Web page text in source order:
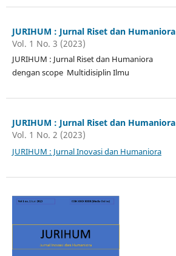
JURIHUM : Jurnal Riset dan Humaniora
Vol. 1 No. 3 (2023)
JURIHUM : Jurnal Riset dan Humaniora
dengan scope Multidisiplin Ilmu
JURIHUM : Jurnal Riset dan Humaniora
Vol. 1 No. 2 (2023)
JURIHUM : Jurnal Inovasi dan Humaniora